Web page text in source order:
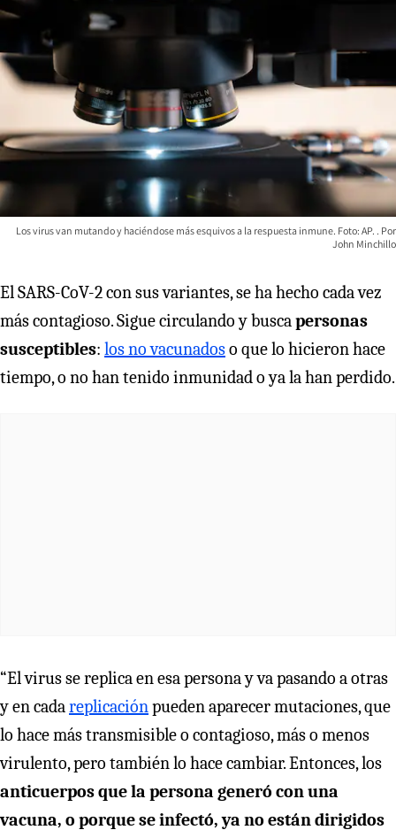
Los virus van mutando y haciéndose más esquivos a la respuesta inmune. Foto: AP.
John Minchillo
El SARS-CoV-2 con sus variantes, se ha hecho cada vez
más contagioso. Sigue circulando y buscapersonas
susceptibles: los no vacunadoso que lo hicieron hace
tiempo, o no han tenido inmunidad o ya la han perdido.
“El virus se replica en esa persona y va pasando a otras
y en cadareplicaciónpueden aparecer mutaciones, que
lo hace más transmisible o contagioso, más o menos
virulento, pero también lo hace cambiar. Entonces, los
anticuerpos que la persona generó con una
vacuna, o porque se infectó, ya no están dirigidos